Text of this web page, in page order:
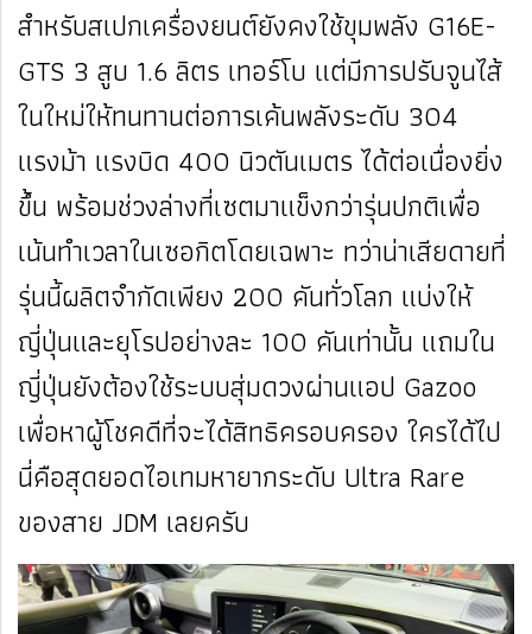
สำหรับสเปกเครื่องยนต์ยังคงใช้ขุมพลัง G16E-
GTS 3 สูบ 1.6 ลิตร เทอร์โบ แต่มีการปรับจูนไส้
ในใหม่ให้ทนทานต่อการเค้นพลังระดับ 304
แรงม้า แรงบิด 400 นิวตันเมตร ได้ต่อเนื่องยิ่ง
ขึ้น พร้อมช่วงล่างที่เซตมาแข็งกว่ารุ่นปกติเพื่อ
เน้นทำเวลาในเซอกิตโดยเฉพาะ ทว่าน่าเสียดายที่
รุ่นนี้ผลิตจำกัดเพียง 200 คันทั่วโลก แบ่งให้
ญี่ปุ่นและยุโรปอย่างละ 100 คันเท่านั้น แถมใน
ญี่ปุ่นยังต้องใช้ระบบสุ่มดวงผ่านแอป Gazoo
เพื่อหาผู้โชคดีที่จะได้สิทธิครอบครอง ใครได้ไป
นี่คือสุดยอดไอเทมหายากระดับ Ultra Rare
ของสาย JDM เลยครับ